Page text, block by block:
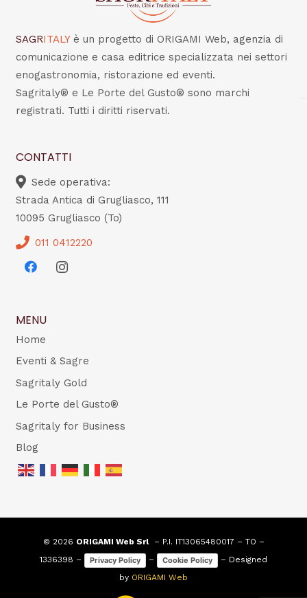
SAGRITALY è un progetto di ORIGAMI Web, agenzia di
comunicazione e casa editrice specializzata nei settori
enogastronomia, ristorazione ed eventi.
Sagritaly® e Le Porte del Gusto® sono marchi
registrati. Tutti i diritti riservati.
CONTATTI
Sede operativa:
Strada Antica di Grugliasco, 111
10095 Grugliasco (To)
011 0412220
MENU
Home
Eventi & Sagre
Sagritaly Gold
Le Porte del Gusto®
Sagritaly for Business
Blog
© 2026 ORIGAMI Web Srl– P.I. IT13065480017 – TO –
1336398 –
Privacy Policy – Cookie Policy
– Designed
by ORIGAMI Web